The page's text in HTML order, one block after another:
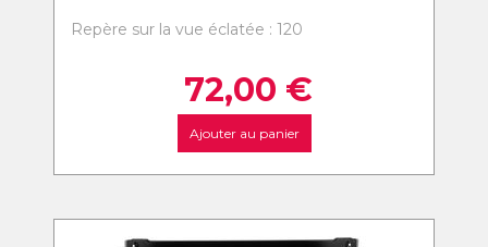
Repère sur la vue éclatée : 120
72,00 €
Ajouter au panier